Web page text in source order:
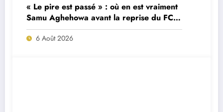
« Le pire est passé » : où en est vraiment
Samu Aghehowa avant la reprise du FC
Porto ?
6 Août 2026